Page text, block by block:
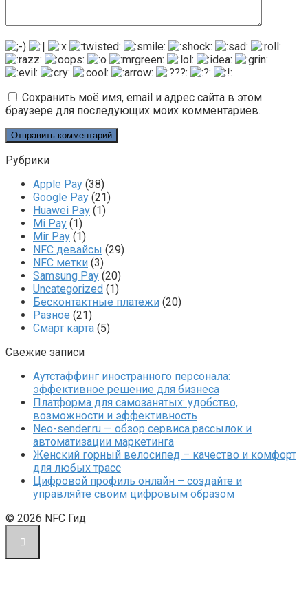
Сохранить моё имя, email и адрес сайта в этом
браузере для последующих моих комментариев.
Рубрики
Apple Pay (38)
Google Pay (21)
Huawei Pay (1)
Mi Pay (1)
Mir Pay (1)
NFC девайсы (29)
NFC метки (3)
Samsung Pay (20)
Uncategorized (1)
Бесконтактные платежи (20)
Разное (21)
Смарт карта (5)
Свежие записи
Аутстаффинг иностранного персонала:
эффективное решение для бизнеса
Платформа для самозанятых: удобство,
возможности и эффективность
Neo-sender.ru — обзор сервиса рассылок и
автоматизации маркетинга
Женский горный велосипед – качество и комфорт
для любых трасс
Цифровой профиль онлайн – создайте и
управляйте своим цифровым образом
© 2026 NFC Гид